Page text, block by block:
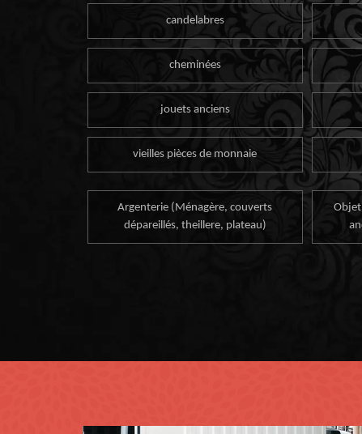
candelabres
cheminées
jouets anciens
vieilles pièces de monnaie
Argenterie (Ménagère, couverts
dépareillés, theillere, plateau)
Objet